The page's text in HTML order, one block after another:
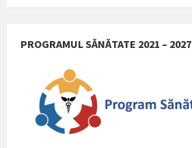
PROGRAMUL SĂNĂTATE 2021 – 2027